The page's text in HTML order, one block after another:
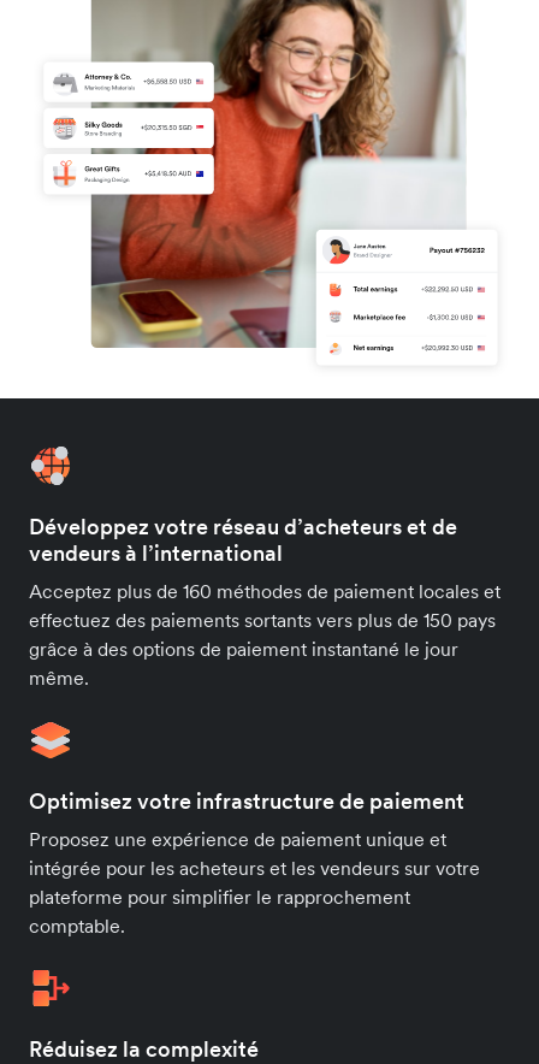
Développez votre réseau d’acheteurs et de
vendeurs à l’international
Acceptez plus de 160 méthodes de paiement locales et
effectuez des paiements sortants vers plus de 150 pays
grâce à des options de paiement instantané le jour
même.
Optimisez votre infrastructure de paiement
Proposez une expérience de paiement unique et
intégrée pour les acheteurs et les vendeurs sur votre
plateforme pour simplifier le rapprochement
comptable.
Réduisez la complexité